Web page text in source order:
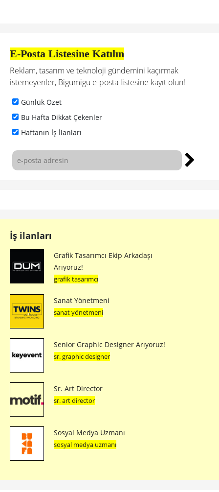
E-Posta Listesine Katılın
Reklam, tasarım ve teknoloji gündemini kaçırmak
istemeyenler, Bigumigu e-posta listesine kayıt olun!
Günlük Özet
Bu Hafta Dikkat Çekenler
Haftanın İş İlanları
İş ilanları
Grafik Tasarımcı Ekip Arkadaşı
Arıyoruz!
grafik tasarımcı
Sanat Yönetmeni
sanat yönetmeni
Senior Graphic Designer Arıyoruz!
sr. graphic designer
Sr. Art Director
sr. art director
Sosyal Medya Uzmanı
sosyal medya uzmanı